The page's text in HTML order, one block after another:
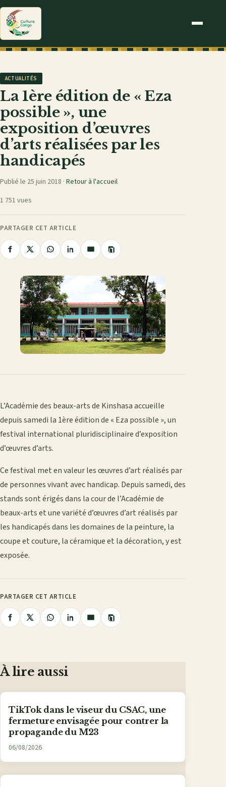
ACTUALITÉS
La 1ère édition de « Eza
possible », une
exposition d’œuvres
d’arts réalisées par les
handicapés
Publié le 25 juin 2018 · Retour à l'accueil
1 751 vues
PARTAGER CET ARTICLE
Partager
Facebook
Partager
X
Partager
WhatsApp
Partager
LinkedIn
Partager
Copier
le
L’Académie des beaux-arts de Kinshasa accueille
depuis samedi la 1ère édition de « Eza possible », un
festival international pluridisciplinaire d’exposition
d’œuvres d’arts.
Ce festival met en valeur les œuvres d’art réalisés par
de personnes vivant avec handicap. Depuis samedi, des
stands sont érigés dans la cour de l’Académie de
beaux-arts et une variété d’œuvres d’art réalisés par
les handicapés dans les domaines de la peinture, la
coupe et couture, la céramique et la décoration, y est
exposée.
PARTAGER CET ARTICLE
PartagerPartagerPartagerPartagerPartager
Copier
le
À lire aussi
TikTok dans le viseur du CSAC, une
fermeture envisagée pour contrer la
propagande du M23
06/08/2026